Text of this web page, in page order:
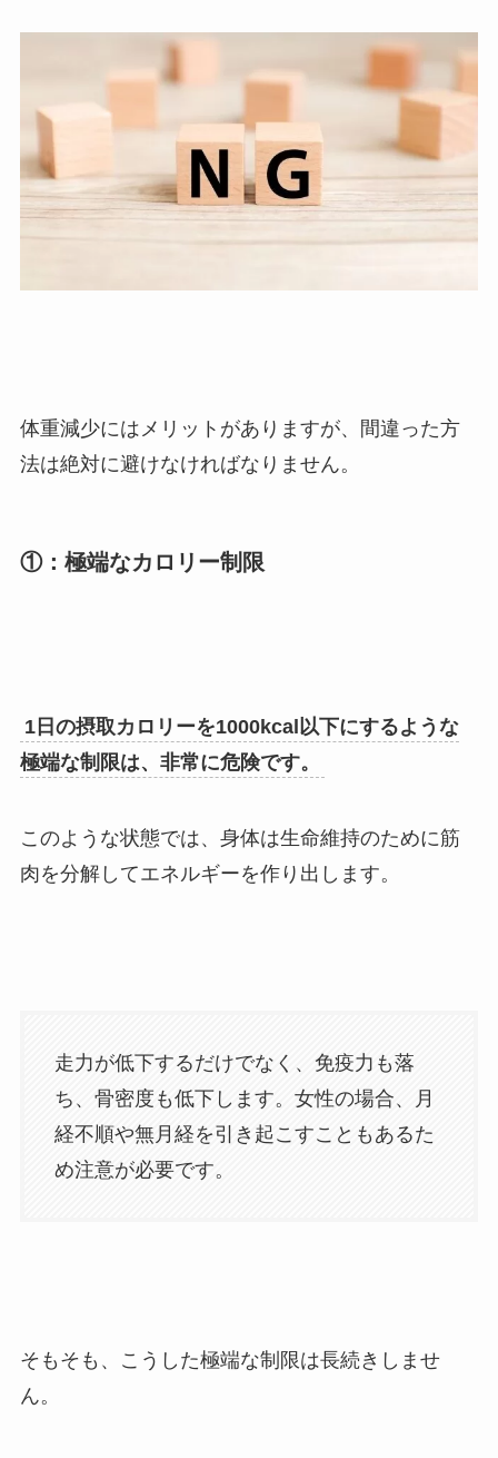
体重減少にはメリットがありますが、間違った方
法は絶対に避けなければなりません。
①：極端なカロリー制限
1日の摂取カロリーを1000kcal以下にするような
極端な制限は、非常に危険です。
このような状態では、身体は生命維持のために筋
肉を分解してエネルギーを作り出します。
走力が低下するだけでなく、免疫力も落
ち、骨密度も低下します。女性の場合、月
経不順や無月経を引き起こすこともあるた
め注意が必要です。
そもそも、こうした極端な制限は長続きしませ
ん。